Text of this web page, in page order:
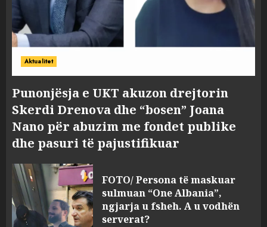
Aktualitet
Punonjësja e UKT akuzon drejtorin
Skerdi Drenova dhe “bosen” Joana
Nano për abuzim me fondet publike
dhe pasuri të pajustifikuar
FOTO/ Persona të maskuar
sulmuan “One Albania”,
ngjarja u fsheh. A u vodhën
serverat?